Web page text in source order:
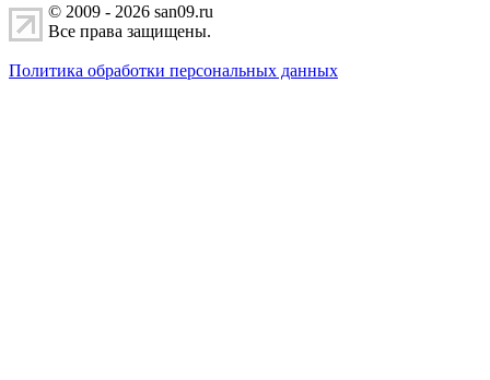
© 2009 - 2026 san09.ru
Все права защищены.
Политика обработки персональных данных